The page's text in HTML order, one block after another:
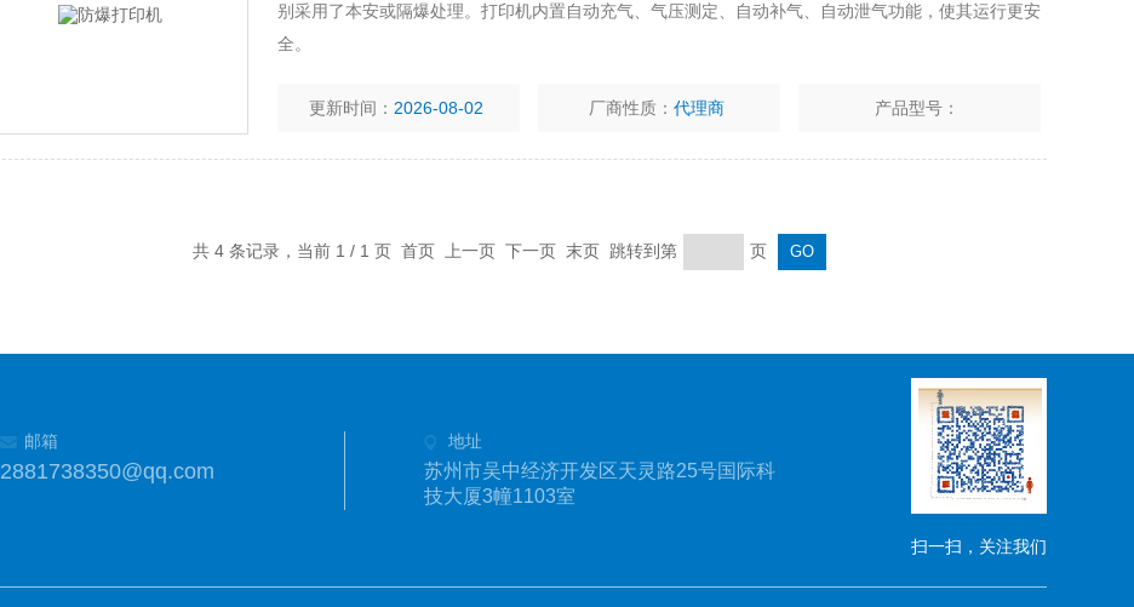
别采用了本安或隔爆处理。打印机内置自动充气、气压测定、自动补气、自动泄气功能，使其运行更安
全。
更新时间： 2026-08-02 厂商性质：代理商 产品型号：
共 4 条记录，当前 1 / 1 页 首页 上一页 下一页 末页 跳转到第 页
邮箱
2881738350@qq.com
地址
苏州市吴中经济开发区天灵路25号国际科
技大厦3幢1103室
扫一扫，关注我们